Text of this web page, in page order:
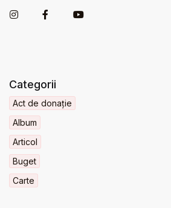
Categorii
Act de donație
Album
Articol
Buget
Carte